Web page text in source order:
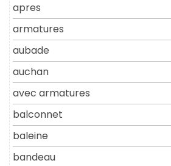
apres
armatures
aubade
auchan
avec armatures
balconnet
baleine
bandeau